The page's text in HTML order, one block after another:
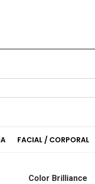
FACIAL / CORPORAL
Color Brilliance